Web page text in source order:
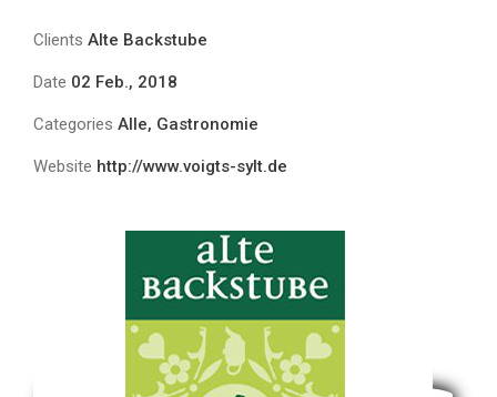
Clients Alte Backstube
Date 02 Feb., 2018
Categories Alle, Gastronomie
Website http://www.voigts-sylt.de